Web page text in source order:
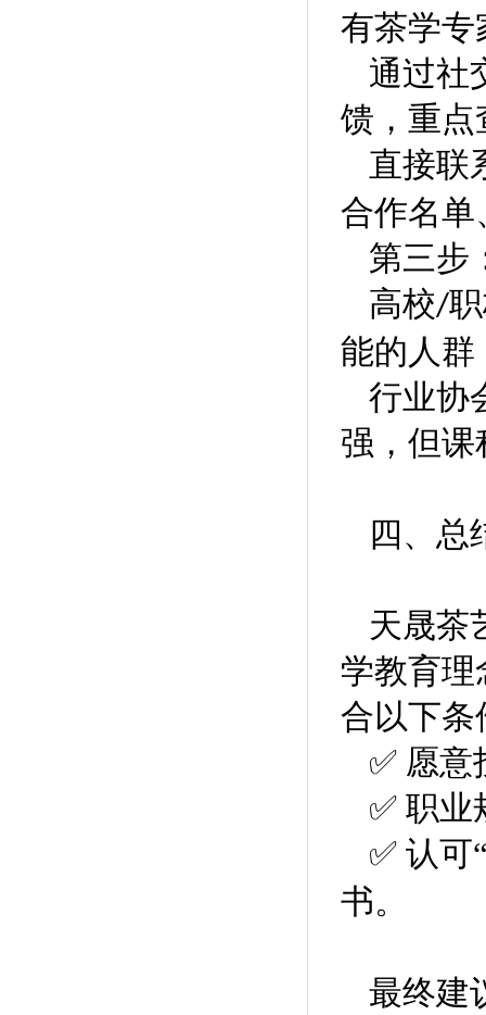
有茶学专
通过社
馈，重点
直接联
合作名单
第三步
高校/
能的人群
行业协
强，但课
四、总
天晟茶
学教育理
合以下条
✅ 愿
✅ 职
✅ 认可
书。
最终建